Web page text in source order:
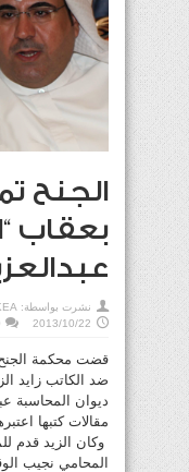
الجنح
بعقاب
نشرت بواسطة:
2013/10/22
قضت محكمة الجنح
ضد الكاتب زايد
ديوان المحاسبة
مقالات كتبها
وكان الزيد قدم
المحامي نجيب